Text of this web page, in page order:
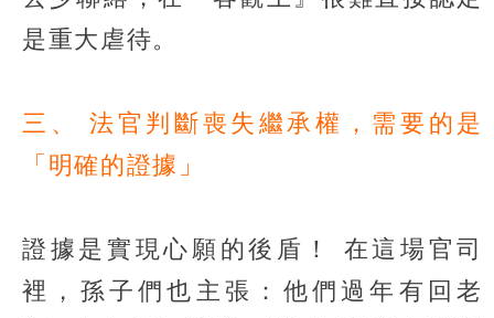
是重大虐待。
三、 法官判斷喪失繼承權，需要的是
「明確的證據」
證據是實現心願的後盾！ 在這場官司
裡，孫子們也主張：他們過年有回老